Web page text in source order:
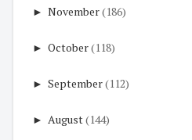
► November(186)
► October(118)
► September(112)
► August(144)